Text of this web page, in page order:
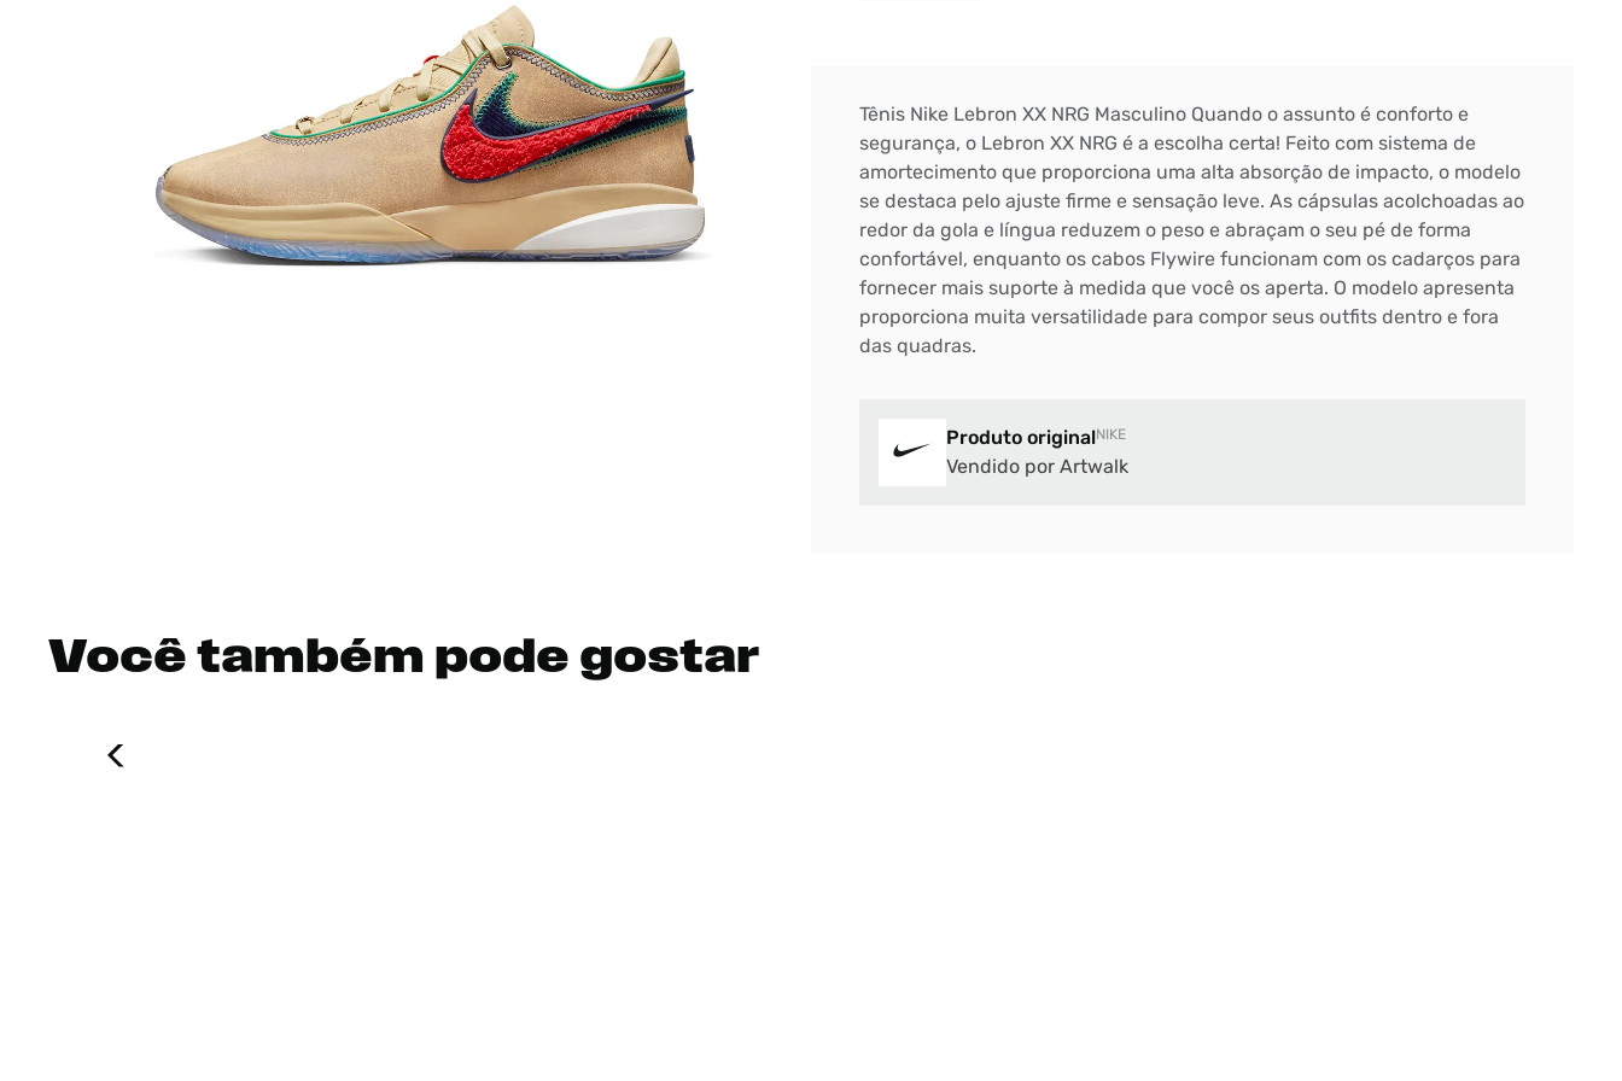
Tênis Nike Lebron XX NRG Masculino Quando o assunto é conforto e
segurança, o Lebron XX NRG é a escolha certa! Feito com sistema de
amortecimento que proporciona uma alta absorção de impacto, o modelo
se destaca pelo ajuste firme e sensação leve. As cápsulas acolchoadas ao
redor da gola e língua reduzem o peso e abraçam o seu pé de forma
confortável, enquanto os cabos Flywire funcionam com os cadarços para
fornecer mais suporte à medida que você os aperta. O modelo apresenta
proporciona muita versatilidade para compor seus outfits dentro e fora
das quadras.
Produto originalNIKE
Vendido por Artwalk
Você também pode gostar